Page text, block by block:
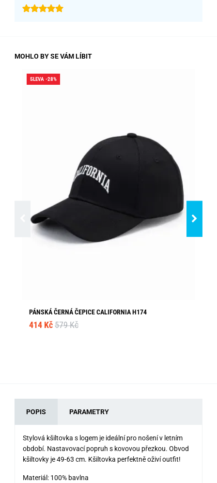
MOHLO BY SE VÁM LÍBIT
SLEVA -28%
PÁNSKÁ ČERNÁ ČEPICE CALIFORNIA H174
414 Kč 579 Kč
POPIS PARAMETRY
Stylová kšiltovka s logem je ideální pro nošení v letním
období. Nastavovací popruh s kovovou přezkou. Obvod
kšiltovky je 49-63 cm. Kšiltovka perfektně oživí outfit!
Materiál: 100% bavlna